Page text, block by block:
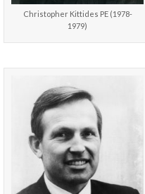
Christopher Kittides PE (1978-
1979)